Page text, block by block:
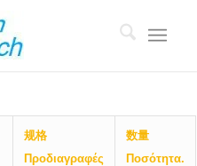
规格
Προδιαγραφές
数量
Ποσότητα.